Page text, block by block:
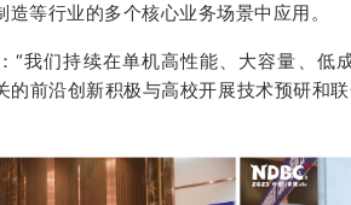
等行业的多个核心业务场景中应用。
“我们持续在单机高性能、大容量、低
的前沿创新积极与高校开展技术预研和